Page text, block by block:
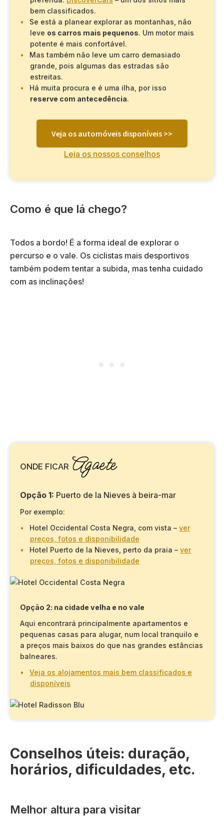
bem classificados.
Se está a planear explorar as montanhas, não
leve os carros mais pequenos. Um motor mais
potente é mais confortável.
Mas também não leve um carro demasiado
grande, pois algumas das estradas são
estreitas.
Há muita procura e é uma ilha, por isso
reserve com antecedência.
Veja os automóveis disponíveis >>
Leia os nossos conselhos
Como é que lá chego?
Todos a bordo! É a forma ideal de explorar o
percurso e o vale. Os ciclistas mais desportivos
também podem tentar a subida, mas tenha cuidado
com as inclinações!
ONDE FICAR Agaete
Opção 1: Puerto de la Nieves à beira-mar
Por exemplo:
Hotel Occidental Costa Negra, com vista – ver
preços, fotos e disponibilidade
Hotel Puerto de la Nieves, perto da praia – ver
preços, fotos e disponibilidade
Opção 2: na cidade velha e no vale
Aqui encontrará principalmente apartamentos e
pequenas casas para alugar, num local tranquilo e
a preços mais baixos do que nas grandes estâncias
balneares.
Veja os alojamentos mais bem classificados e
disponíveis
Conselhos úteis: duração,
horários, dificuldades, etc.
Melhor altura para visitar